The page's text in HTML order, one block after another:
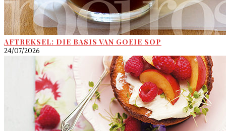
AFTREKSEL: DIE BASIS VAN GOEIE SOP
24/07/2026